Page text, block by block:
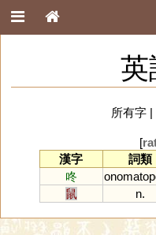
所有字|
[
漢字
詞類
咚
鼠
n.